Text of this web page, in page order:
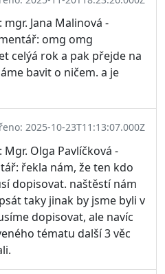
Jana Malinová -
omg omg
celýá rok a pak přejde na
bavit o ničem. a je
2025-10-23T11:13:07.000Z
Olga Pavlíčková -
řekla nám, že ten kdo
dopisovat. naštěstí nám
taky jinak by jsme byli v
dopisovat, ale navíc
tématu další 3 věc